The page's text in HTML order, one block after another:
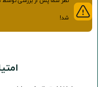
شد!